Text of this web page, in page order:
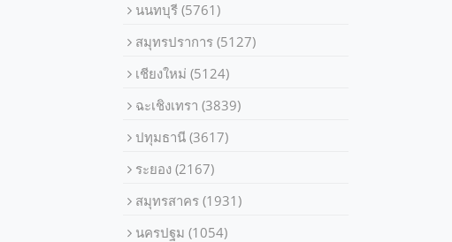
นนทบุรี
(5761)
สมุทรปราการ
(5127)
เชียงใหม่
(5124)
ฉะเชิงเทรา
(3839)
ปทุมธานี
(3617)
ระยอง
(2167)
สมุทรสาคร
(1931)
นครปฐม
(1054)